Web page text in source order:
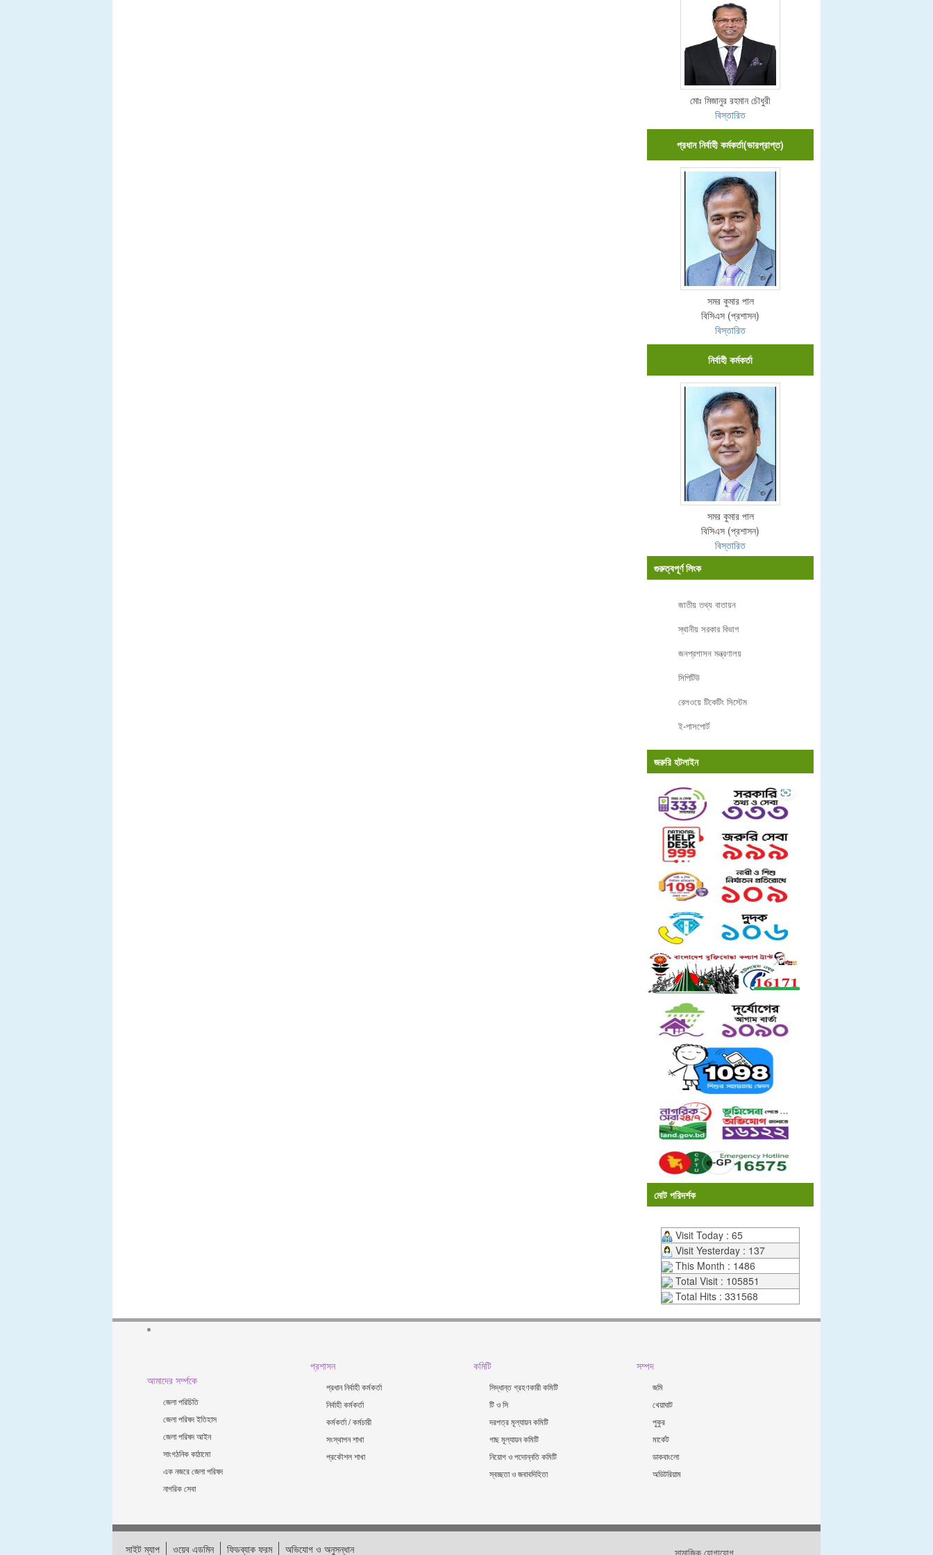
মোঃ মিজানুর রহমান চৌধুরী
বিস্তারিত
প্রধান নির্বাহী কর্মকর্তা(ভারপ্রাপ্ত)
সমর কুমার পাল
বিসিএস (প্রশাসন)
বিস্তারিত
নির্বাহী কর্মকর্তা
সমর কুমার পাল
বিসিএস (প্রশাসন)
বিস্তারিত
গুরুত্বপূর্ণ লিংক
জাতীয় তথ্য বাতায়ন
স্থানীয় সরকার বিভাগ
জনপ্রশাসন মন্ত্রণালয়
সিপিটিউ
রেলওয়ে টিকেটিং সিস্টেম
ই-পাসপোর্ট
জরুরি হটলাইন
মোট পরিদর্শক
Visit Today : 65
Visit Yesterday : 137
This Month : 1486
Total Visit : 105851
Total Hits : 331568
আমাদের সর্ম্পকে
জেলা পরিচিতি
জেলা পরিষদ ইতিহাস
জেলা পরিষদ আইন
সাংগঠনিক কাঠামো
এক নজরে জেলা পরিষদ
নাগরিক সেবা
প্রশাসন
প্রধান নির্বাহী কর্মকর্তা
নির্বাহী কর্মকর্তা
কর্মকর্তা / কর্মচারী
সংস্থাপন শাখা
প্রকৌশল শাখা
কমিটি
সিদ্ধান্ত গ্রহণকারী কমিটি
টি ও সি
দরপত্র মূল্যায়ন কমিটি
গাছ মূল্যায়ন কমিটি
নিয়োগ ও পদোন্নতি কমিটি
স্বচ্ছতা ও জবাবদিহিতা
সম্পদ
জমি
খেয়াঘাট
পুকুর
মার্কেট
ডাকবাংলো
অডিটরিয়াম
সাইট ম্যাপ ওয়েব এডমিন ফিডব্যাক ফরম অভিযোগ ও অনুসন্ধান সামাজিক যোগাযোগ